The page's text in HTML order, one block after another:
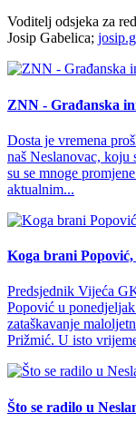
Voditelj odsjeka za
Josip Gabelica;
ZNN - Građanska
Dosta je vremena
naš Neslanovac,
su se mnoge
aktualnim...
Koga brani
Predsjednik Vijeća
Popović u
zataškavanje
Prižmić. U isto
Što se radilo u